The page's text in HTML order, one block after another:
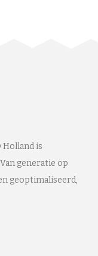
Holland is
generatie op
geoptimaliseerd,